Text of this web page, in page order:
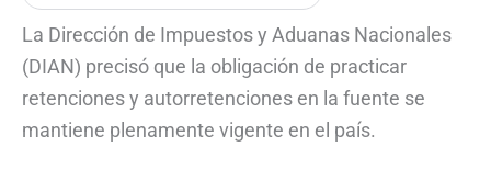
La Dirección de Impuestos y Aduanas Nacionales
(DIAN) precisó que la obligación de practicar
retenciones y autorretenciones en la fuente se
mantiene plenamente vigente en el país.